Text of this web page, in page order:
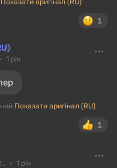
Показати оригінал (RU)
1
1 рік
Показати оригінал (RU)
1
1 рік